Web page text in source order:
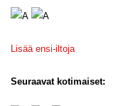
Lisää ensi-iltoja
Seuraavat kotimaiset: